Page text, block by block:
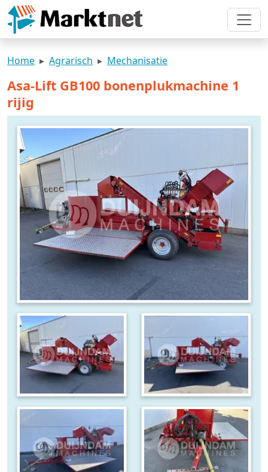
Home Agrarisch Mechanisatie
Asa-Lift GB100 bonenplukmachine 1
rijig